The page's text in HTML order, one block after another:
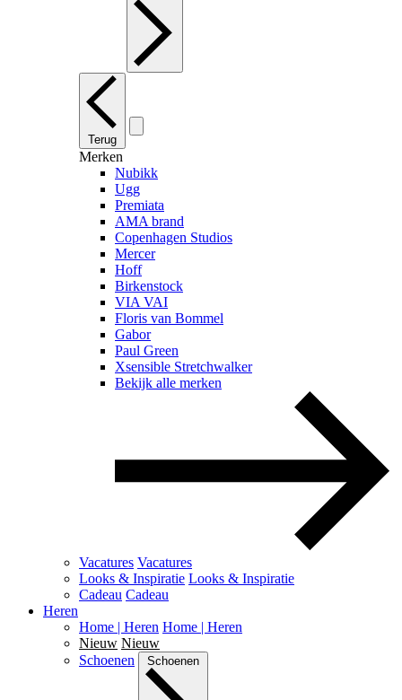
Terug
Merken
Nubikk
Ugg
Premiata
AMA brand
Copenhagen Studios
Mercer
Hoff
Birkenstock
VIA VAI
Floris van Bommel
Gabor
Paul Green
Xsensible Stretchwalker
Bekijk alle merken
Vacatures Vacatures
Looks & Inspiratie Looks & Inspiratie
Cadeau Cadeau
Heren
Home | Heren Home | Heren
Nieuw Nieuw
Schoenen
Schoenen